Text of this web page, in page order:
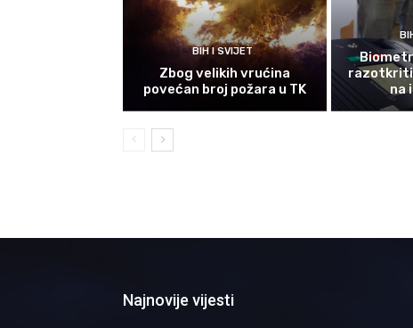
BIH I SVIJET
Zbog velikih vrućina
povećan broj požara u TK
razotkriti
na
Najnovije vijesti